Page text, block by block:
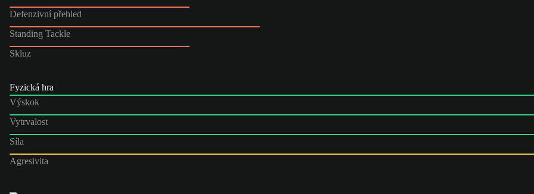
Defenzivní přehled
Standing Tackle
Skluz
Fyzická hra
Výskok
Vytrvalost
Síla
Agresivita